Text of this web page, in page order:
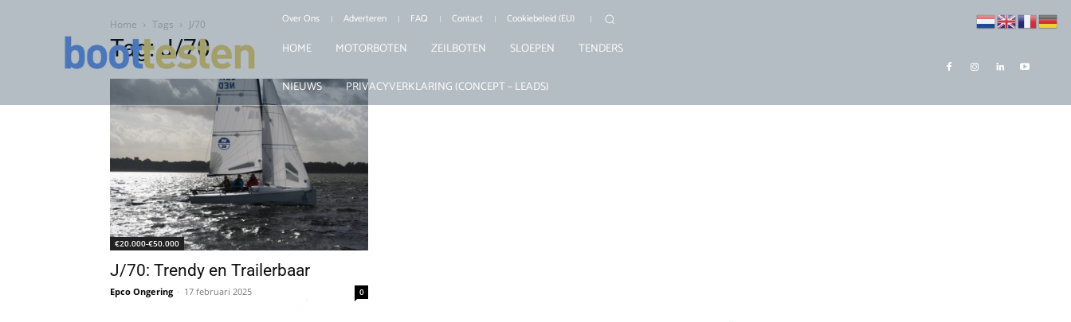
Over Ons Adverteren FAQ Contact Cookiebeleid (EU)
HOME MOTORBOTEN ZEILBOTEN SLOEPEN TENDERS
NIEUWS PRIVACYVERKLARING (CONCEPT – LEADS)
Home Tags J/70
Tag: J/70
€20.000-€50.000
J/70: Trendy en Trailerbaar
Epco Ongering - 17 februari 2025 0